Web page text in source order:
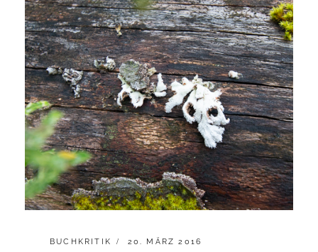
CATEGORIES:
BUCHKRITIK
POSTED
20. MÄRZ 2016